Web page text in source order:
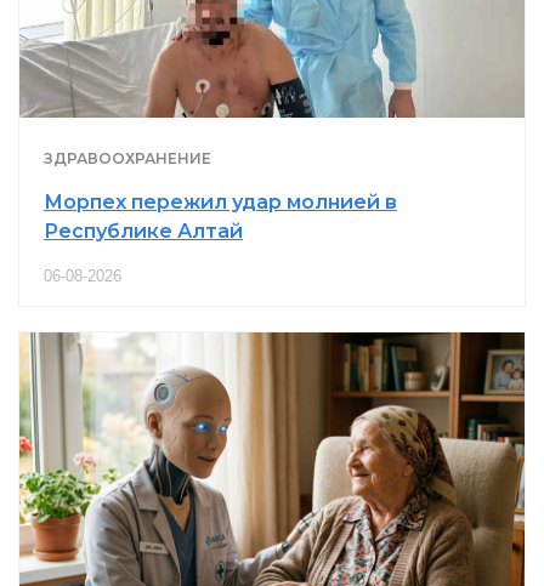
ЗДРАВООХРАНЕНИЕ
Морпех пережил удар молнией в
Республике Алтай
06-08-2026